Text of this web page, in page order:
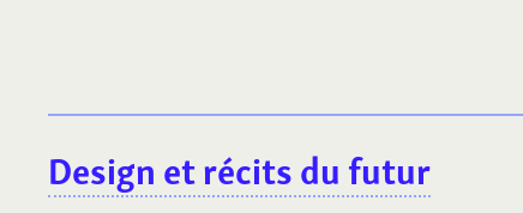
Design et récits du futur